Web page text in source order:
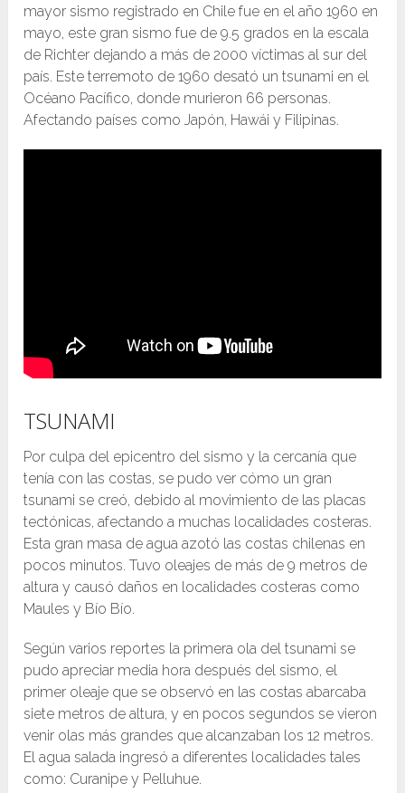
mayor sismo registrado en Chile fue en el año 1960 en
mayo, este gran sismo fue de 9.5 grados en la escala
de Richter dejando a más de 2000 víctimas al sur del
país. Este terremoto de 1960 desató un tsunami en el
Océano Pacífico, donde murieron 66 personas.
Afectando países como Japón, Hawái y Filipinas.
TSUNAMI
Por culpa del epicentro del sismo y la cercanía que
tenía con las costas, se pudo ver cómo un gran
tsunami se creó, debido al movimiento de las placas
tectónicas, afectando a muchas localidades costeras.
Esta gran masa de agua azotó las costas chilenas en
pocos minutos. Tuvo oleajes de más de 9 metros de
altura y causó daños en localidades costeras como
Maules y Bío Bío.
Según varios reportes la primera ola del tsunami se
pudo apreciar media hora después del sismo, el
primer oleaje que se observó en las costas abarcaba
siete metros de altura, y en pocos segundos se vieron
venir olas más grandes que alcanzaban los 12 metros.
El agua salada ingresó a diferentes localidades tales
como: Curanipe y Pelluhue.